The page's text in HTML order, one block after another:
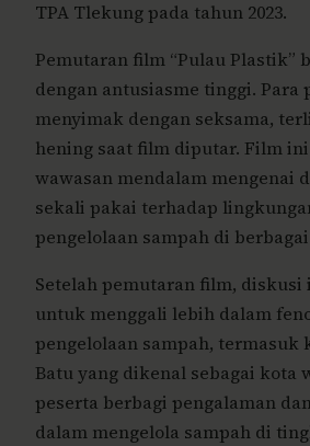
TPA Tlekung pada tahun 2023.
Pemutaran film “Pulau Plastik”
dengan antusiasme tinggi. Para
menyimak dengan seksama,
hening saat film diputar. Film
wawasan mendalam mengenai
sekali pakai terhadap
pengelolaan sampah di
Setelah pemutaran film,
untuk menggali lebih dalam
pengelolaan sampah, termasuk
Batu yang dikenal sebagai kota
peserta berbagi pengalaman
dalam mengelola sampah di